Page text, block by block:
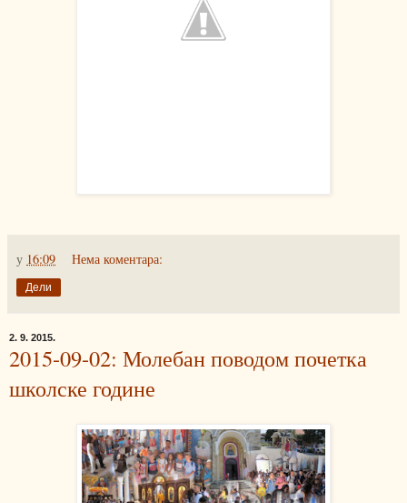
у 16:09 Нема коментара:
Дели
2. 9. 2015.
2015-09-02: Молебан поводом почетка
школске године